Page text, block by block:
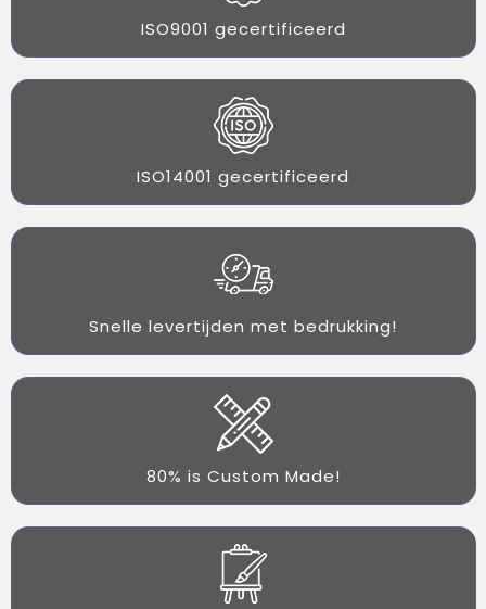
ISO9001 gecertificeerd
ISO14001 gecertificeerd
Snelle levertijden met bedrukking!
80% is Custom Made!